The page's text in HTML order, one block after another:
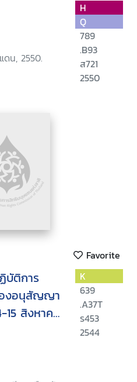
ดน, 2550.
H
Q
789
.B93
ส721
2550
Favorite
บัติการ
องอนุสัญญา
15 สิงหาคม
K
639
.A37T
ร453
2544